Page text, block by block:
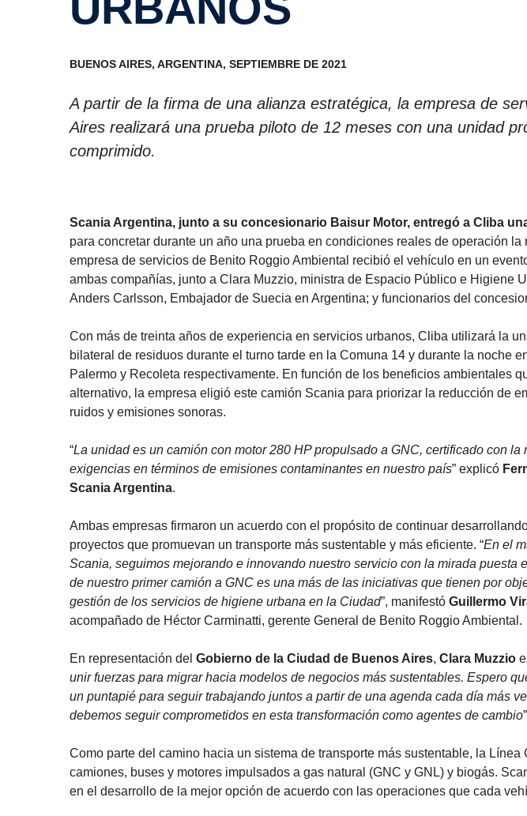
BUENOS AIRES, ARGENTINA, SEPTIEMBRE DE 2021
A partir de la firma de una alianza estratégica, la empresa de
Aires realizará una prueba piloto de 12 meses con una unidad
comprimido.
Scania Argentina, junto a su concesionario Baisur Motor, entregó a Cliba
para concretar durante un año una prueba en condiciones reales de operación
empresa de servicios de Benito Roggio Ambiental recibió el vehículo en un
ambas compañías, junto a Clara Muzzio, ministra de Espacio Público e Higiene
Anders Carlsson, Embajador de Suecia en Argentina; y funcionarios del
Con más de treinta años de experiencia en servicios urbanos, Cliba utilizará la
bilateral de residuos durante el turno tarde en la Comuna 14 y durante la noche
Palermo y Recoleta respectivamente. En función de los beneficios ambientales
alternativo, la empresa eligió este camión Scania para priorizar la reducción de
ruidos y emisiones sonoras.
“La unidad es un camión con motor 280 HP propulsado a GNC, certificado con la
exigencias en términos de emisiones contaminantes en nuestro país” explicó
Scania Argentina.
Ambas empresas firmaron un acuerdo con el propósito de continuar
proyectos que promuevan un transporte más sustentable y más eficiente. “En el
Scania, seguimos mejorando e innovando nuestro servicio con la mirada puesta
de nuestro primer camión a GNC es una más de las iniciativas que tienen por
gestión de los servicios de higiene urbana en la Ciudad”, manifestó Guillermo
acompañado de Héctor Carminatti, gerente General de Benito Roggio Ambiental.
En representación del Gobierno de la Ciudad de Buenos Aires, Clara Muzzio
unir fuerzas para migrar hacia modelos de negocios más sustentables. Espero
un puntapié para seguir trabajando juntos a partir de una agenda cada día más
debemos seguir comprometidos en esta transformación como agentes de cambio
Como parte del camino hacia un sistema de transporte más sustentable, la
camiones, buses y motores impulsados a gas natural (GNC y GNL) y biogás.
en el desarrollo de la mejor opción de acuerdo con las operaciones que cada